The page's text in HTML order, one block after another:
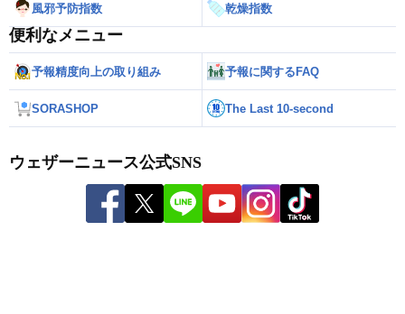
風邪予防指数 乾燥指数
便利なメニュー
予報精度向上の取り組み 予報に関するFAQ
SORASHOP The Last 10-second
ウェザーニュース公式SNS